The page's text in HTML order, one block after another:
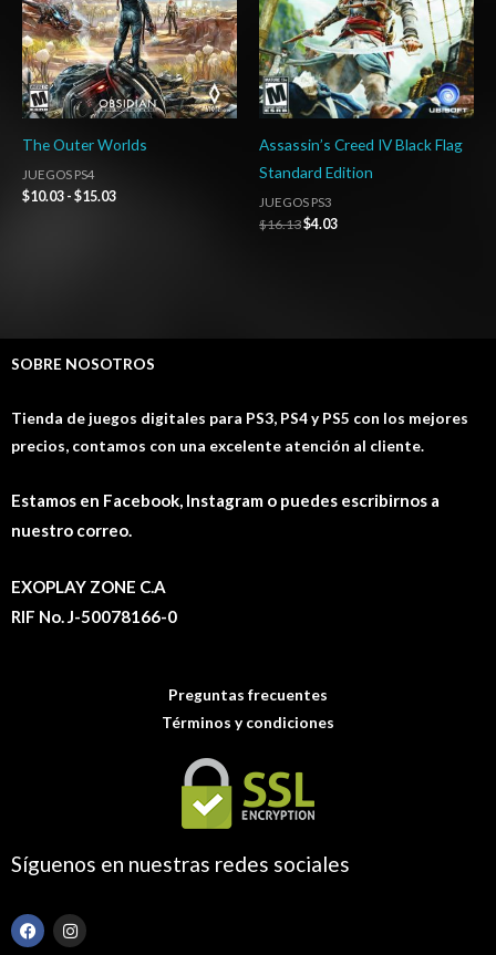
The Outer Worlds
JUEGOS PS4
$10.03 - $15.03
Assassin’s Creed IV Black Flag
Standard Edition
JUEGOS PS3
$16.13$4.03
SOBRE NOSOTROS
Tienda de juegos digitales para PS3, PS4 y PS5 con los mejores
precios, contamos con una excelente atención al cliente.
Estamos en Facebook, Instagram o puedes escribirnos a
nuestro correo.
EXOPLAY ZONE C.A
RIF No. J-50078166-0
Preguntas frecuentes
Términos y condiciones
Síguenos en nuestras redes sociales
F
a
I
n